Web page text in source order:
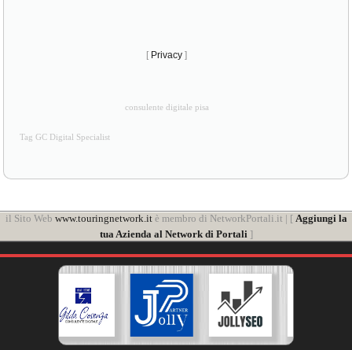
[ Privacy ]
consulente digitale pisa
Tag GC Digital Specialist
il Sito Web www.touringnetwork.itè membro di NetworkPortali.it | [ Aggiungi la
tua Azienda al Network di Portali ]